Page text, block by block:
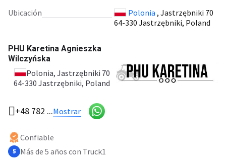
Ubicación
Polonia , Jastrzębniki 70
64-330 Jastrzębniki, Poland
PHU Karetina Agnieszka
Wilczyńska
Polonia, Jastrzębniki 70
64-330 Jastrzębniki, Poland
+48 782 ...Mostrar
Confiable
5 Más de 5 años con Truck1